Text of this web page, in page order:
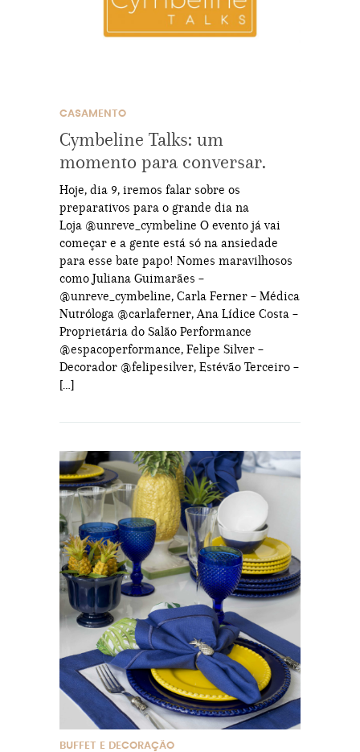
CASAMENTO
Cymbeline Talks: um
momento para conversar.
Hoje, dia 9, iremos falar sobre os
preparativos para o grande dia na
Loja @unreve_cymbeline O evento já vai
começar e a gente está só na ansiedade
para esse bate papo! Nomes maravilhosos
como Juliana Guimarães –
@unreve_cymbeline, Carla Ferner – Médica
Nutróloga @carlaferner, Ana Lídice Costa –
Proprietária do Salão Performance
@espacoperformance, Felipe Silver –
Decorador @felipesilver, Estévão Terceiro –
[…]
BUFFET E DECORAÇÃO